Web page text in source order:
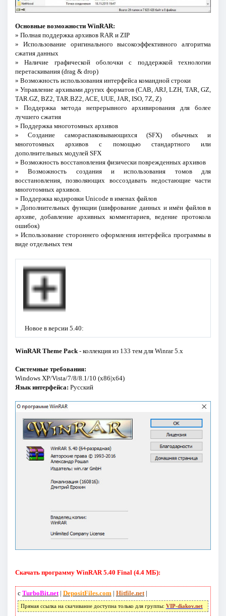
Основные возможности WinRAR:
» Полная поддержка архивов RAR и ZIP
» Использование оригинального высокоэффективного алгоритма
сжатия данных
» Наличие графической оболочки с поддержкой технологии
перетаскивания (drag & drop)
» Возможность использования интерфейса командной строки
» Управление архивами других форматов (CAB, ARJ, LZH, TAR, GZ,
TAR.GZ, BZ2, TAR.BZ2, ACE, UUE, JAR, ISO, 7Z, Z)
» Поддержка метода непрерывного архивирования для более
лучшего сжатия
» Поддержка многотомных архивов
» Создание самораспаковывающихся (SFX) обычных и
многотомных архивов с помощью стандартного или
дополнительных модулей SFX
» Возможность восстановления физически поврежденных архивов
» Возможность создания и использования томов для
восстановления, позволяющих воссоздавать недостающие части
многотомных архивов.
» Поддержка кодировки Unicode в именах файлов
» Дополнительных функции (шифрование данных и имён файлов в
архиве, добавление архивных комментариев, ведение протокола
ошибок)
» Использование стороннего оформления интерфейса программы в
виде отдельных тем
Новое в версии 5.40:
WinRAR Theme Pack- коллекция из 133 тем для Winrar 5.x
Системные требования:
Windows XP/Vista/7/8/8.1/10 (x86|x64)
Язык интерфейса: Русский
Скачать программу WinRAR 5.40 Final (4.4 МБ):
с TurboBit.net| DepositFiles.com | Hitfile.net|
Прямая ссылка на скачивание доступна только для группы: VIP-diakov.net